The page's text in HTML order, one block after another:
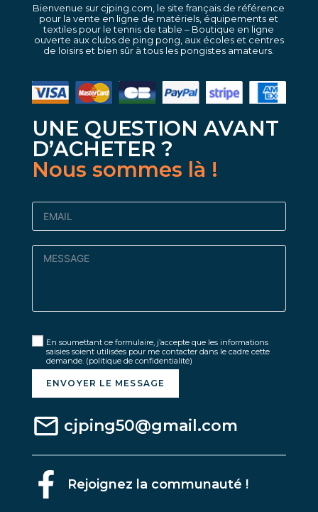
Bienvenue sur cjping.com, le site français de référence
pour la vente en ligne de matériels, équipements et
textiles pour le tennis de table – Boutique en ligne
ouverte aux clubs de ping pong, aux écoles et centres
de loisirs et bien sûr à tous les pongistes amateurs.
UNE QUESTION AVANT
D’ACHETER ?
Nous sommes là !
En soumettant ce formulaire, j’accepte que les informations
saisies soient utilisées pour me contacter dans le cadre cette
demande. (politique de confidentialité)
ENVOYER LE MESSAGE
cjping50@gmail.com
Rejoignez la communauté !